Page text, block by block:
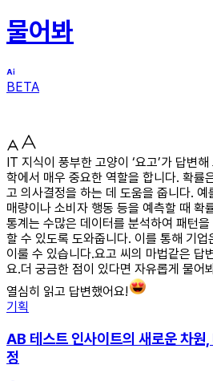
물어봐
BETA
IT 지식이 풍부한 고양이 ‘요고’가 답변
학에서 매우 중요한 역할을 합니다. 확률
고 의사결정을 하는 데 도움을 줍니다.
매량이나 소비자 행동 등을 예측할 때 확
통계는 수많은 데이터를 분석하여 패턴
할 수 있도록 도와줍니다. 이를 통해 기
이룰 수 있습니다.요고 씨의 마법같은 답
요.더 궁금한 점이 있다면 자유롭게 물어
열심히 읽고 답변했어요!
기획
AB 테스트 인사이트의 새로운 차원
정